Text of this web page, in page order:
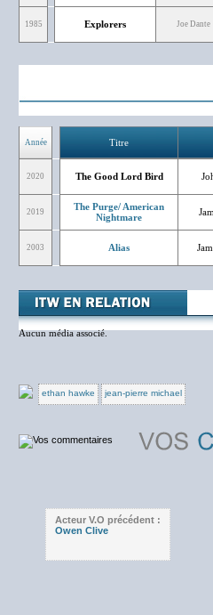
1985 Explorers Joe Dante
Année Titre
2020 The Good Lord Bird
2019
The Purge/ American
Nightmare
2003 Alias
Aucun média associé.
ethan hawke jean-pierre michael
Acteur V.O précédent :
Owen Clive